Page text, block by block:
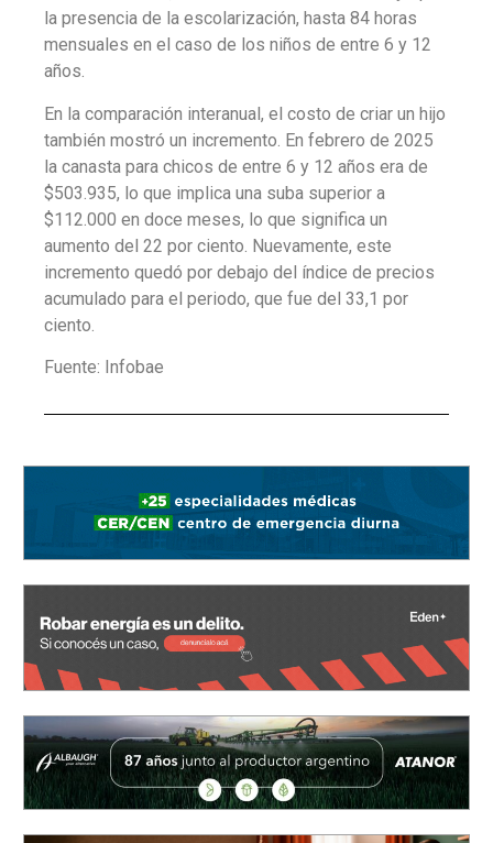
la presencia de la escolarización, hasta 84 horas
mensuales en el caso de los niños de entre 6 y 12
años.
En la comparación interanual, el costo de criar un hijo
también mostró un incremento. En febrero de 2025
la canasta para chicos de entre 6 y 12 años era de
$503.935, lo que implica una suba superior a
$112.000 en doce meses, lo que significa un
aumento del 22 por ciento. Nuevamente, este
incremento quedó por debajo del índice de precios
acumulado para el periodo, que fue del 33,1 por
ciento.
Fuente: Infobae